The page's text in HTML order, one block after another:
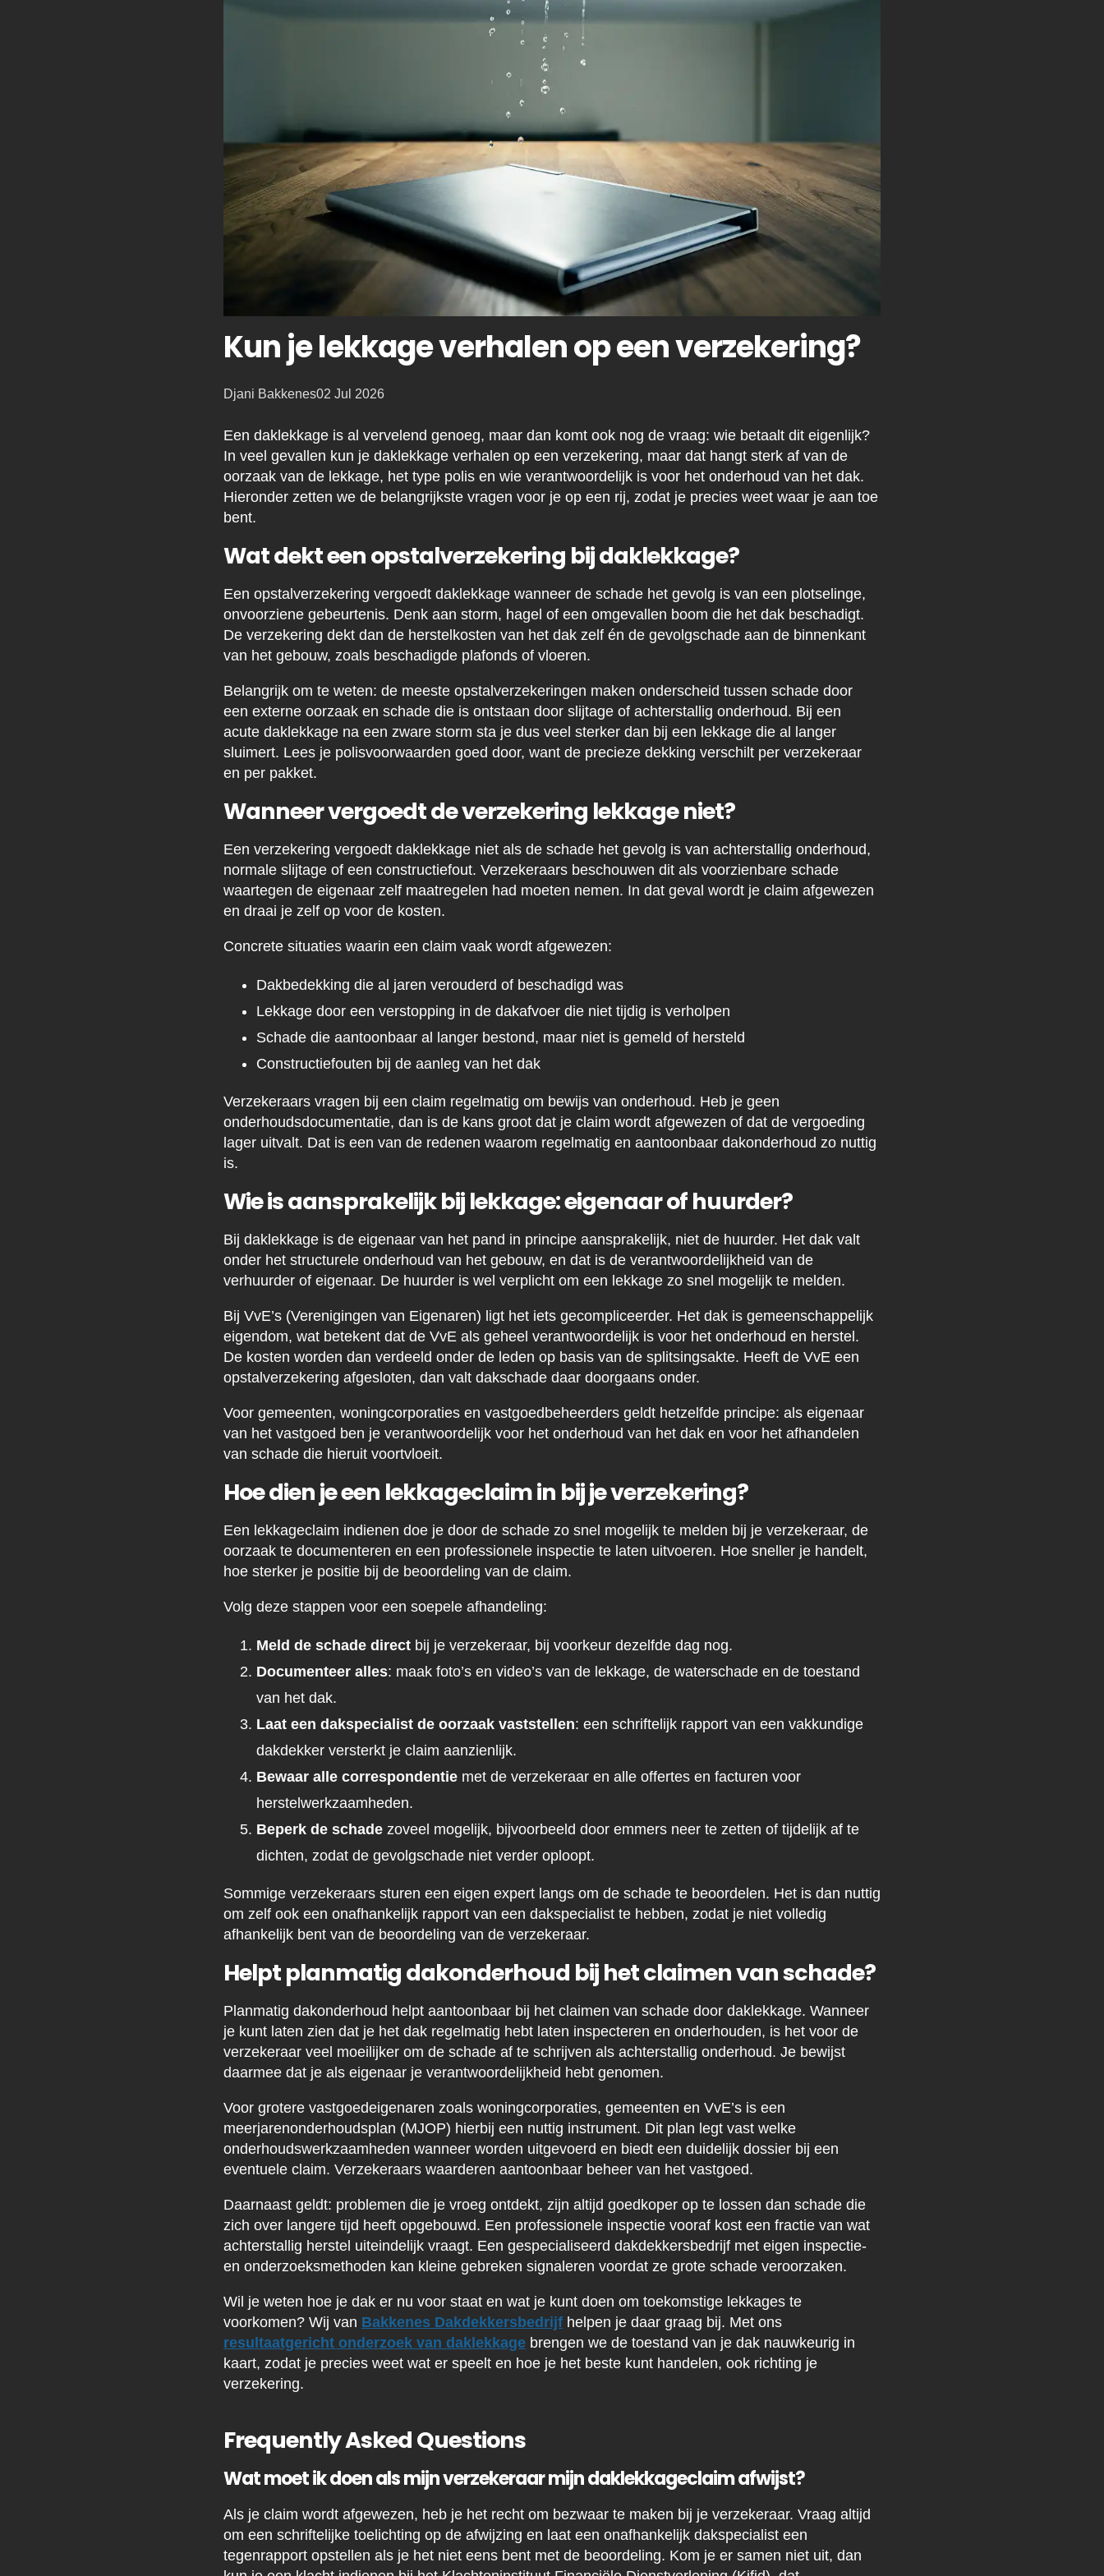
Kun je lekkage verhalen op een verzekering?
Posted
Djani Bakkenes02 Jul 2026
Een daklekkage is al vervelend genoeg, maar dan komt ook nog de vraag: wie betaalt dit eigenlijk?
In veel gevallen kun je daklekkage verhalen op een verzekering, maar dat hangt sterk af van de
oorzaak van de lekkage, het type polis en wie verantwoordelijk is voor het onderhoud van het dak.
Hieronder zetten we de belangrijkste vragen voor je op een rij, zodat je precies weet waar je aan toe
bent.
Wat dekt een opstalverzekering bij daklekkage?
Een opstalverzekering vergoedt daklekkage wanneer de schade het gevolg is van een plotselinge,
onvoorziene gebeurtenis. Denk aan storm, hagel of een omgevallen boom die het dak beschadigt.
De verzekering dekt dan de herstelkosten van het dak zelf én de gevolgschade aan de binnenkant
van het gebouw, zoals beschadigde plafonds of vloeren.
Belangrijk om te weten: de meeste opstalverzekeringen maken onderscheid tussen schade door
een externe oorzaak en schade die is ontstaan door slijtage of achterstallig onderhoud. Bij een
acute daklekkage na een zware storm sta je dus veel sterker dan bij een lekkage die al langer
sluimert. Lees je polisvoorwaarden goed door, want de precieze dekking verschilt per verzekeraar
en per pakket.
Wanneer vergoedt de verzekering lekkage niet?
Een verzekering vergoedt daklekkage niet als de schade het gevolg is van achterstallig onderhoud,
normale slijtage of een constructiefout. Verzekeraars beschouwen dit als voorzienbare schade
waartegen de eigenaar zelf maatregelen had moeten nemen. In dat geval wordt je claim afgewezen
en draai je zelf op voor de kosten.
Concrete situaties waarin een claim vaak wordt afgewezen:
Dakbedekking die al jaren verouderd of beschadigd was
Lekkage door een verstopping in de dakafvoer die niet tijdig is verholpen
Schade die aantoonbaar al langer bestond, maar niet is gemeld of hersteld
Constructiefouten bij de aanleg van het dak
Verzekeraars vragen bij een claim regelmatig om bewijs van onderhoud. Heb je geen
onderhoudsdocumentatie, dan is de kans groot dat je claim wordt afgewezen of dat de vergoeding
lager uitvalt. Dat is een van de redenen waarom regelmatig en aantoonbaar dakonderhoud zo nuttig
is.
Wie is aansprakelijk bij lekkage: eigenaar of huurder?
Bij daklekkage is de eigenaar van het pand in principe aansprakelijk, niet de huurder. Het dak valt
onder het structurele onderhoud van het gebouw, en dat is de verantwoordelijkheid van de
verhuurder of eigenaar. De huurder is wel verplicht om een lekkage zo snel mogelijk te melden.
Bij VvE’s (Verenigingen van Eigenaren) ligt het iets gecompliceerder. Het dak is gemeenschappelijk
eigendom, wat betekent dat de VvE als geheel verantwoordelijk is voor het onderhoud en herstel.
De kosten worden dan verdeeld onder de leden op basis van de splitsingsakte. Heeft de VvE een
opstalverzekering afgesloten, dan valt dakschade daar doorgaans onder.
Voor gemeenten, woningcorporaties en vastgoedbeheerders geldt hetzelfde principe: als eigenaar
van het vastgoed ben je verantwoordelijk voor het onderhoud van het dak en voor het afhandelen
van schade die hieruit voortvloeit.
Hoe dien je een lekkageclaim in bij je verzekering?
Een lekkageclaim indienen doe je door de schade zo snel mogelijk te melden bij je verzekeraar, de
oorzaak te documenteren en een professionele inspectie te laten uitvoeren. Hoe sneller je handelt,
hoe sterker je positie bij de beoordeling van de claim.
Volg deze stappen voor een soepele afhandeling:
Meld de schade direct bij je verzekeraar, bij voorkeur dezelfde dag nog.
Documenteer alles: maak foto’s en video’s van de lekkage, de waterschade en de toestand
van het dak.
Laat een dakspecialist de oorzaak vaststellen: een schriftelijk rapport van een vakkundige
dakdekker versterkt je claim aanzienlijk.
Bewaar alle correspondentie met de verzekeraar en alle offertes en facturen voor
herstelwerkzaamheden.
Beperk de schade zoveel mogelijk, bijvoorbeeld door emmers neer te zetten of tijdelijk af te
dichten, zodat de gevolgschade niet verder oploopt.
Sommige verzekeraars sturen een eigen expert langs om de schade te beoordelen. Het is dan nuttig
om zelf ook een onafhankelijk rapport van een dakspecialist te hebben, zodat je niet volledig
afhankelijk bent van de beoordeling van de verzekeraar.
Helpt planmatig dakonderhoud bij het claimen van schade?
Planmatig dakonderhoud helpt aantoonbaar bij het claimen van schade door daklekkage. Wanneer
je kunt laten zien dat je het dak regelmatig hebt laten inspecteren en onderhouden, is het voor de
verzekeraar veel moeilijker om de schade af te schrijven als achterstallig onderhoud. Je bewijst
daarmee dat je als eigenaar je verantwoordelijkheid hebt genomen.
Voor grotere vastgoedeigenaren zoals woningcorporaties, gemeenten en VvE’s is een
meerjarenonderhoudsplan (MJOP) hierbij een nuttig instrument. Dit plan legt vast welke
onderhoudswerkzaamheden wanneer worden uitgevoerd en biedt een duidelijk dossier bij een
eventuele claim. Verzekeraars waarderen aantoonbaar beheer van het vastgoed.
Daarnaast geldt: problemen die je vroeg ontdekt, zijn altijd goedkoper op te lossen dan schade die
zich over langere tijd heeft opgebouwd. Een professionele inspectie vooraf kost een fractie van wat
achterstallig herstel uiteindelijk vraagt. Een gespecialiseerd dakdekkersbedrijf met eigen inspectie-
en onderzoeksmethoden kan kleine gebreken signaleren voordat ze grote schade veroorzaken.
Wil je weten hoe je dak er nu voor staat en wat je kunt doen om toekomstige lekkages te
voorkomen? Wij van Bakkenes Dakdekkersbedrijf helpen je daar graag bij. Met ons
resultaatgericht onderzoek van daklekkage brengen we de toestand van je dak nauwkeurig in
kaart, zodat je precies weet wat er speelt en hoe je het beste kunt handelen, ook richting je
verzekering.
Frequently Asked Questions
Wat moet ik doen als mijn verzekeraar mijn daklekkageclaim afwijst?
Als je claim wordt afgewezen, heb je het recht om bezwaar te maken bij je verzekeraar. Vraag altijd
om een schriftelijke toelichting op de afwijzing en laat een onafhankelijk dakspecialist een
tegenrapport opstellen als je het niet eens bent met de beoordeling. Kom je er samen niet uit, dan